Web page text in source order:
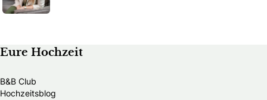
Eure Hochzeit
B&B Club
Hochzeitsblog